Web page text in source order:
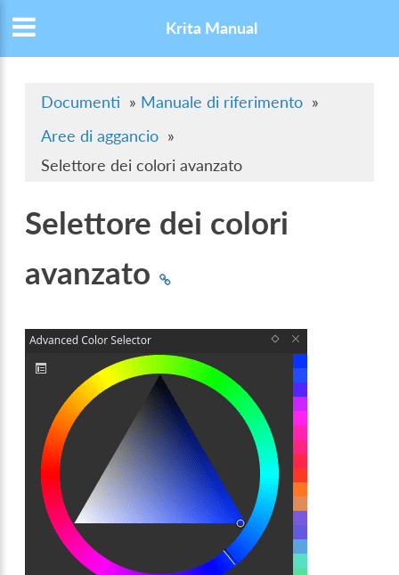
Krita Manual
Documenti » Manuale di riferimento »
Aree di aggancio »
Selettore dei colori avanzato
Selettore dei colori
avanzato